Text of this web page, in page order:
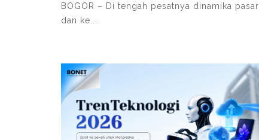
BOGOR – Di tengah pesatnya dinamika pasar
dan ke...